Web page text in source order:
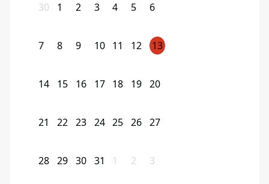
30 1 2 3 4 5 6
7 8 9 10 11 12 13
14 15 16 17 18 19 20
21 22 23 24 25 26 27
28 29 30 31 1 2 3